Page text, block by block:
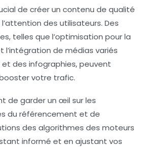
de créer un contenu de qualité
des utilisateurs. Des
, telles que l’optimisation pour la
l’intégration de médias variés
des infographies, peuvent
votre trafic.
de garder un œil sur les
du référencement et de
des algorithmes des moteurs
informé et en ajustant vos